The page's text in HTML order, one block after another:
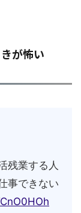
が怖い
残業する人
事できない